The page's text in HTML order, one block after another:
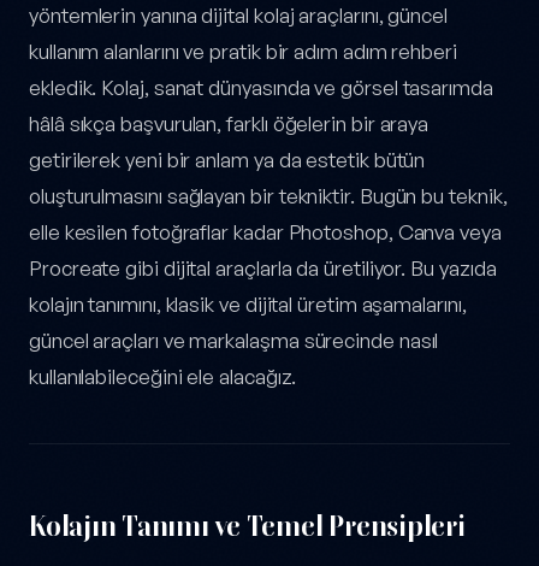
yöntemlerin yanına dijital kolaj araçlarını, güncel
kullanım alanlarını ve pratik bir adım adım rehberi
ekledik. Kolaj, sanat dünyasında ve görsel tasarımda
hâlâ sıkça başvurulan, farklı öğelerin bir araya
getirilerek yeni bir anlam ya da estetik bütün
oluşturulmasını sağlayan bir tekniktir. Bugün bu teknik,
elle kesilen fotoğraflar kadar Photoshop, Canva veya
Procreate gibi dijital araçlarla da üretiliyor. Bu yazıda
kolajın tanımını, klasik ve dijital üretim aşamalarını,
güncel araçları ve markalaşma sürecinde nasıl
kullanılabileceğini ele alacağız.
Kolajın Tanımı ve Temel Prensipleri